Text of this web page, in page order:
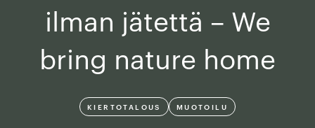
ilman jätettä – We
bring nature home
KIERTOTALOUS MUOTOILU